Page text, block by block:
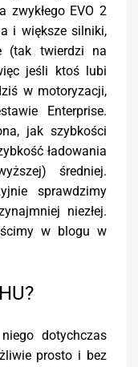
zwykłego EVO 2
i większe silniki,
(tak twierdzi na
jeśli ktoś lubi
w motoryzacji,
Enterprise.
jak szybkości
ładowania
średniej.
sprawdzimy
niezłej.
w blogu w
dotychczas
prosto i bez